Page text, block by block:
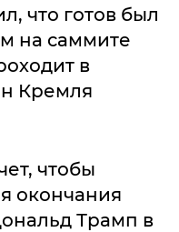
что готов был
на саммите
в
Кремля
чтобы
окончания
Трамп в